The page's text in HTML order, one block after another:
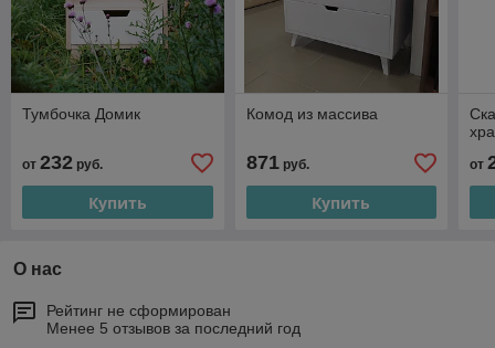
Тумбочка Домик
от 232 руб.
Купить
Комод из массива
871руб.
Купить
от
О нас
Рейтинг не сформирован
Менее 5 отзывов за последний год